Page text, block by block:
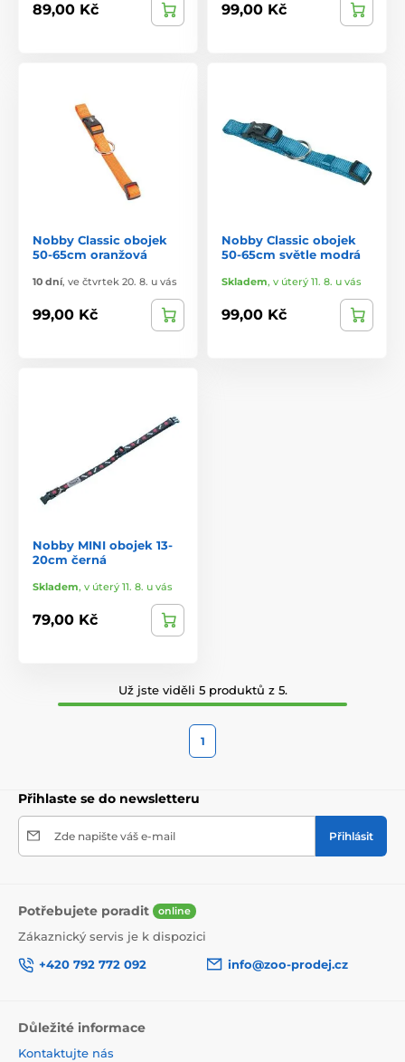
89,00 Kč 99,00 Kč
Nobby Classic obojek
50-65cm oranžová
10 dní, ve čtvrtek 20. 8. u vás
99,00 Kč
Nobby Classic obojek
50-65cm světle modrá
Skladem, v úterý 11. 8. u vás
99,00 Kč
Nobby MINI obojek 13-
20cm černá
Skladem, v úterý 11. 8. u vás
79,00 Kč
Už jste viděli 5 produktů z 5.
1
Přihlaste se do newsletteru
Zde napište váš e-mail Přihlásit
Potřebujete poradit online
Zákaznický servis je k dispozici
+420 792 772 092
info@zoo-prodej.cz
Důležité informace
Kontaktujte nás